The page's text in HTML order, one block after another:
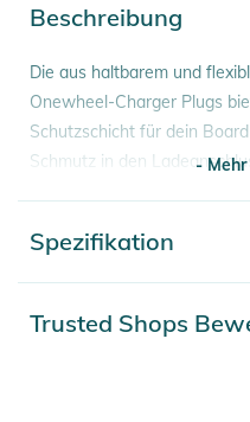
Beschreibung
Die aus haltbarem und
Onewheel-Charger Plugs
Schutzschicht für dein
Schmutz in den
-
Spezifikation
Trusted Shops